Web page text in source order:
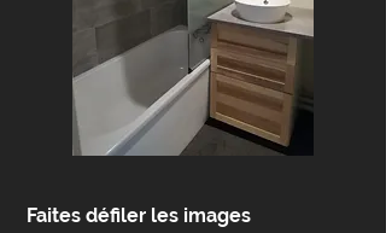
Faites défiler les images